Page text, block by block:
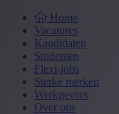
Home
Vacatures
Kandidaten
Studenten
Flexi-jobs
Sterke merken
Werkgevers
Over ons